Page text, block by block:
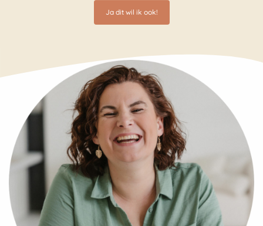
Ja dit wil ik ook!